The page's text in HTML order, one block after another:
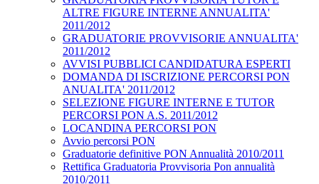
ALTRE FIGURE INTERNE ANNUALITA'
2011/2012
GRADUATORIE PROVVISORIE ANNUALITA'
2011/2012
AVVISI PUBBLICI CANDIDATURA ESPERTI
DOMANDA DI ISCRIZIONE PERCORSI PON
ANUALITA' 2011/2012
SELEZIONE FIGURE INTERNE E TUTOR
PERCORSI PON A.S. 2011/2012
LOCANDINA PERCORSI PON
Avvio percorsi PON
Graduatorie definitive PON Annualità 2010/2011
Rettifica Graduatoria Provvisoria Pon annualità
2010/2011